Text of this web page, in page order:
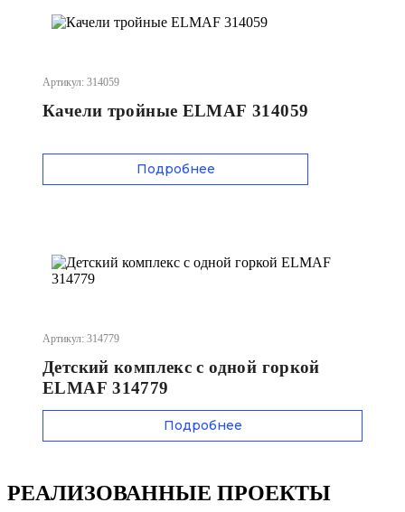
Артикул: 314059
Качели тройные ELMAF 314059
Подробнее
Артикул: 314779
Детский комплекс с одной горкой
ELMAF 314779
Подробнее
РЕАЛИЗОВАННЫЕ ПРОЕКТЫ